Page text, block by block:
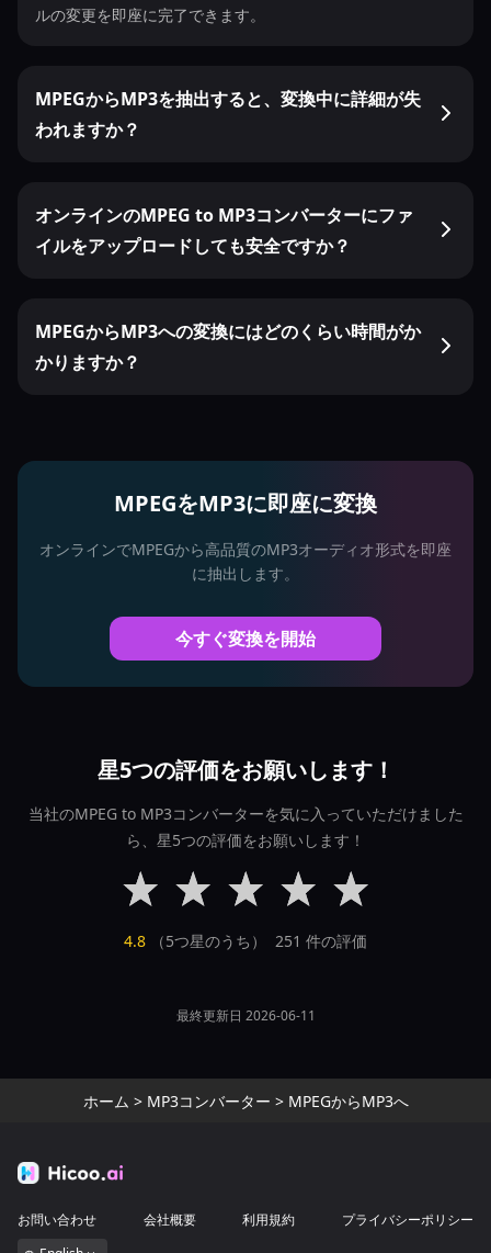
ルの変更を即座に完了できます。
MPEGからMP3を抽出すると、変換中に詳細が失
われますか？
オンラインのMPEG to MP3コンバーターにファ
イルをアップロードしても安全ですか？
MPEGからMP3への変換にはどのくらい時間がか
かりますか？
MPEGをMP3に即座に変換
オンラインでMPEGから高品質のMP3オーディオ形式を即座
に抽出します。
今すぐ変換を開始
星5つの評価をお願いします！
当社のMPEG to MP3コンバーターを気に入っていただけました
ら、星5つの評価をお願いします！
4.8 （5つ星のうち） 251 件の評価
最終更新日 2026-06-11
ホーム > MP3コンバーター > MPEGからMP3へ
お問い合わせ 会社概要 利用規約
プライバシーポリシー